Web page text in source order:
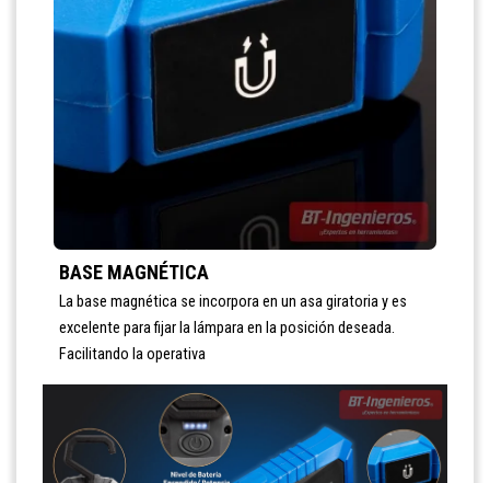
BASE MAGNÉTICA
La base magnética se incorpora en un asa giratoria y es
excelente para fijar la lámpara en la posición deseada.
Facilitando la operativa